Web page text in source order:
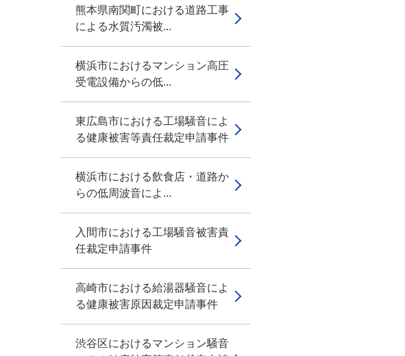
熊本県南関町における道路工事
による水質汚濁被...
横浜市におけるマンション高圧
受電設備からの低...
東広島市における工場騒音によ
る健康被害等責任裁定申請事件
横浜市における飲食店・道路か
らの低周波音によ...
入間市における工場騒音被害責
任裁定申請事件
高崎市における給湯器騒音によ
る健康被害原因裁定申請事件
渋谷区におけるマンション騒音